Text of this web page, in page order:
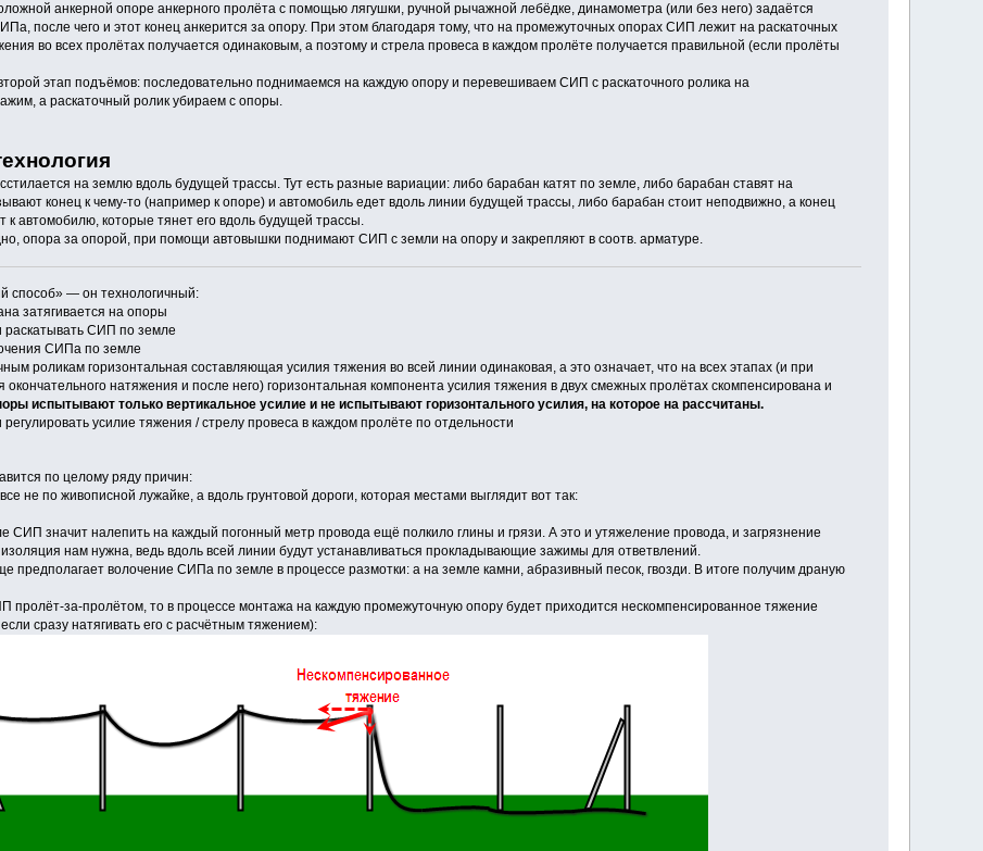
анкерной опоре анкерного пролёта с помощью лягушки, ручной рычажной лебёдке, динамометра (или без него) задаётся
после чего и этот конец анкерится за опору. При этом благодаря тому, что на промежуточных опорах СИП лежит на раскаточных
во всех пролётах получается одинаковым, а поэтому и стрела провеса в каждом пролёте получается правильной (если пролёты
этап подъёмов: последовательно поднимаемся на каждую опору и перевешиваем СИП с раскаточного ролика на
а раскаточный ролик убираем с опоры.
на землю вдоль будущей трассы. Тут есть разные вариации: либо барабан катят по земле, либо барабан ставят на
конец к чему-то (например к опоре) и автомобиль едет вдоль линии будущей трассы, либо барабан стоит неподвижно, а конец
автомобилю, которые тянет его вдоль будущей трассы.
опора за опорой, при помощи автовышки поднимают СИП с земли на опору и закрепляют в соотв. арматуре.
способ» — он технологичный:
затягивается на опоры
раскатывать СИП по земле
СИПа по земле
роликам горизонтальная составляющая усилия тяжения во всей линии одинаковая, а это означает, что на всех этапах (и при
окончательного натяжения и после него) горизонтальная компонента усилия тяжения в двух смежных пролётах скомпенсирована и
испытывают только вертикальное усилие и не испытывают горизонтального усилия, на которое на рассчитаны.
усилие тяжения / стрелу провеса в каждом пролёте по отдельности
по целому ряду причин:
не по живописной лужайке, а вдоль грунтовой дороги, которая местами выглядит вот так:
СИП значит налепить на каждый погонный метр провода ещё полкило глины и грязи. А это и утяжеление провода, и загрязнение
нам нужна, ведь вдоль всей линии будут устанавливаться прокладывающие зажимы для ответвлений.
предполагает волочение СИПа по земле в процессе размотки: а на земле камни, абразивный песок, гвозди. В итоге получим драную
пролёт-за-пролётом, то в процессе монтажа на каждую промежуточную опору будет приходится нескомпенсированное тяжение
сразу натягивать его с расчётным тяжением):